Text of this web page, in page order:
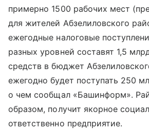
примерно 1500 рабочих мест
для жителей Абзелиловского
ежегодные налоговые
разных уровней составят 1,5
средств в бюджет
ежегодно будет поступать 250
о чем сообщал «Башинформ».
образом, получит якорное
ответственно предприятие.